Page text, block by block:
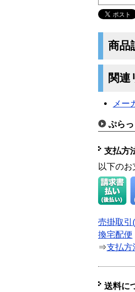
商品
関連
メー
ぷら
支払方
以下の
売掛取引
換宅配便
⇒支払方
送料に